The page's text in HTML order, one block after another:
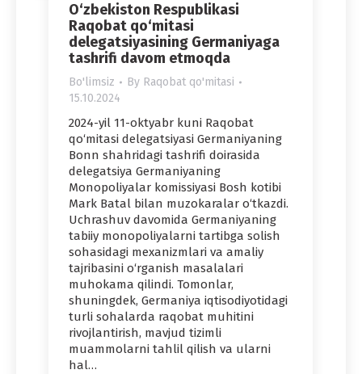
O‘zbekiston Respublikasi
Raqobat qo‘mitasi
delegatsiyasining Germaniyaga
tashrifi davom etmoqda
Bo'limsiz By Raqobat qo'mitasi
15.10.2024
2024-yil 11-oktyabr kuni Raqobat
qo‘mitasi delegatsiyasi Germaniyaning
Bonn shahridagi tashrifi doirasida
delegatsiya Germaniyaning
Monopoliyalar komissiyasi Bosh kotibi
Mark Batal bilan muzokaralar o‘tkazdi.
Uchrashuv davomida Germaniyaning
tabiiy monopoliyalarni tartibga solish
sohasidagi mexanizmlari va amaliy
tajribasini o‘rganish masalalari
muhokama qilindi. Tomonlar,
shuningdek, Germaniya iqtisodiyotidagi
turli sohalarda raqobat muhitini
rivojlantirish, mavjud tizimli
muammolarni tahlil qilish va ularni
hal…